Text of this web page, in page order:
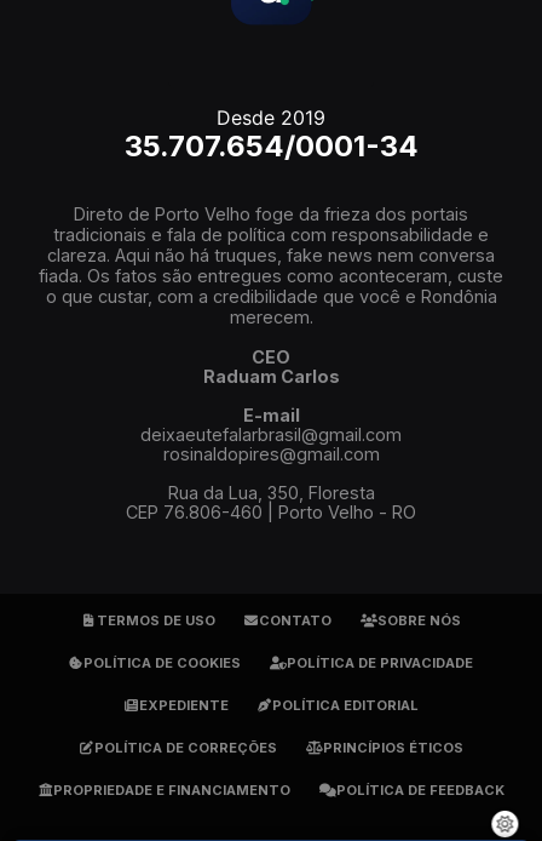
Desde 2019
35.707.654/0001-34
Direto de Porto Velho foge da frieza dos portais
tradicionais e fala de política com responsabilidade e
clareza. Aqui não há truques, fake news nem conversa
fiada. Os fatos são entregues como aconteceram, custe
o que custar, com a credibilidade que você e Rondônia
merecem.
CEO
Raduam Carlos
E-mail
deixaeutefalarbrasil@gmail.com
rosinaldopires@gmail.com
Rua da Lua, 350, Floresta
CEP 76.806-460 | Porto Velho - RO
TERMOS DE USO CONTATO SOBRE NÓS
POLÍTICA DE COOKIES POLÍTICA DE PRIVACIDADE
EXPEDIENTE POLÍTICA EDITORIAL
POLÍTICA DE CORREÇÕES PRINCÍPIOS ÉTICOS
PROPRIEDADE E FINANCIAMENTO POLÍTICA DE FEEDBACK